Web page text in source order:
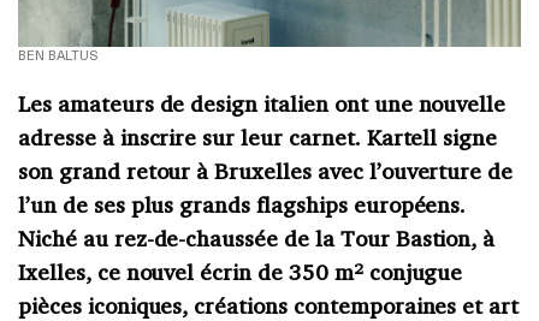
BEN BALTUS
Les amateurs de design italien ont une nouvelle
adresse à inscrire sur leur carnet. Kartell signe
son grand retour à Bruxelles avec l’ouverture de
l’un de ses plus grands flagships européens.
Niché au rez-de-chaussée de la Tour Bastion, à
Ixelles, ce nouvel écrin de 350 m² conjugue
pièces iconiques, créations contemporaines et art